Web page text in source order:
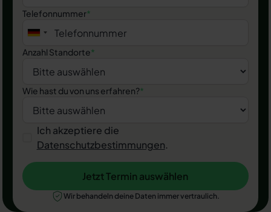
Telefonnummer*
Anzahl Standorte*
Wie hast du von uns erfahren?*
Ich akzeptiere die
Datenschutzbestimmungen.
Jetzt Termin auswählen
Jetzt Termin auswählen
Wir behandeln deine Daten immer vertraulich.